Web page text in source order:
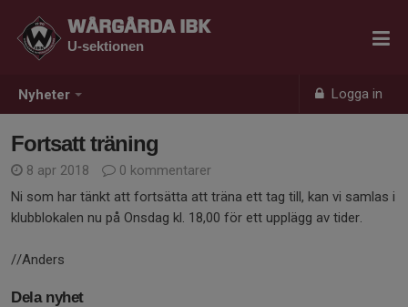
Nyheter Logga in
WÅRGÅRDA IBK
U-sektionen
Fortsatt träning
8 apr 2018
0 kommentarer
Ni som har tänkt att fortsätta att träna ett tag till, kan vi samlas i
klubblokalen nu på Onsdag kl. 18,00 för ett upplägg av tider.
//Anders
Dela nyhet